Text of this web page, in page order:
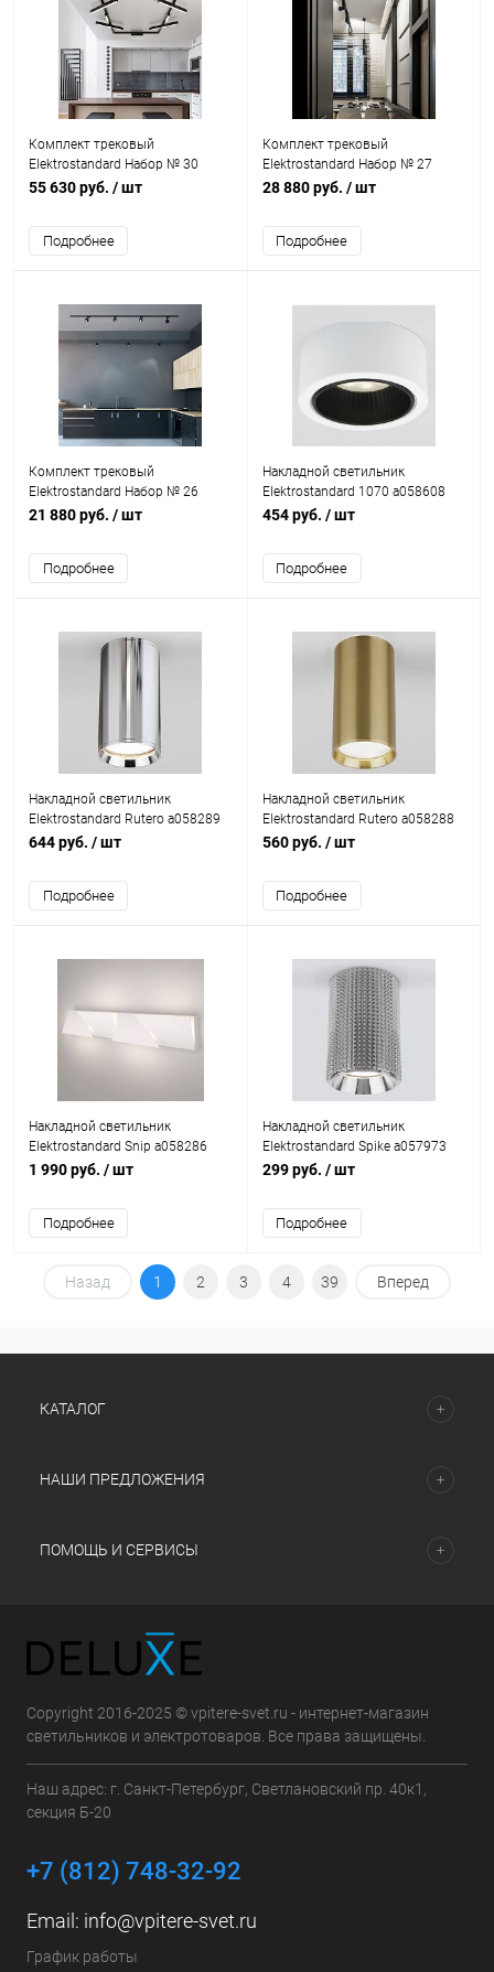
Комплект трековый
Elektrostandard Набор № 30
55 630 руб. / шт
Подробнее
Комплект трековый
Elektrostandard Набор № 27
28 880 руб. / шт
Подробнее
Комплект трековый
Elektrostandard Набор № 26
21 880 руб. / шт
Подробнее
Накладной светильник
Elektrostandard 1070 a058608
454 руб. / шт
Подробнее
Накладной светильник
Elektrostandard Rutero a058289
644 руб. / шт
Подробнее
Накладной светильник
Elektrostandard Rutero a058288
560 руб. / шт
Подробнее
Накладной светильник
Elektrostandard Snip a058286
1 990 руб. / шт
Подробнее
Накладной светильник
Elektrostandard Spike a057973
299 руб. / шт
Подробнее
Назад 1 2 3 4 39 Вперед
КАТАЛОГ
НАШИ ПРЕДЛОЖЕНИЯ
ПОМОЩЬ И СЕРВИСЫ
Copyright 2016-2025 © vpitere-svet.ru - интернет-магазин
светильников и электротоваров. Все права защищены.
Наш адрес: г. Санкт-Петербург, Светлановский пр. 40к1,
секция Б-20
+7 (812) 748-32-92
Email: info@vpitere-svet.ru
График работы